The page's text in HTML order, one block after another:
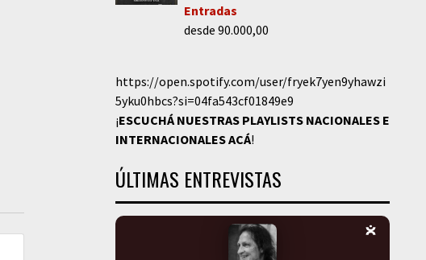
Entradas
desde 90.000,00
https://open.spotify.com/user/fryek7yen9yhawzi
5yku0hbcs?si=04fa543cf01849e9
¡ESCUCHÁ NUESTRAS PLAYLISTS NACIONALES E
INTERNACIONALESACÁ!
ÚLTIMAS ENTREVISTAS